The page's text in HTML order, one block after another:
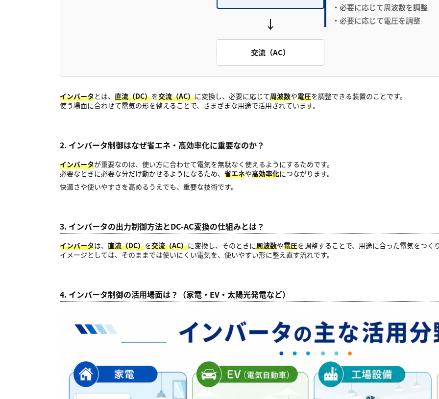
↓
交流（AC）
・必要に応じて周波数を調整
・必要に応じて電圧を調整
インバータとは、 直流（DC）を交流（AC）に変換し、必要に応じて周波数や電圧を調整できる装置のことです。
使う場面に合わせて電気の形を整えることで、さまざまな用途で活用されています。
2. インバータ制御はなぜ省エネ・高効率化に重要なのか？
インバータが重要なのは、使い方に合わせて電気を無駄なく使えるようにするためです。
必要なときに必要な分だけ動かせるようになるため、 省エネや高効率化につながります。
快適さや使いやすさを高めるうえでも、重要な技術です。
3. インバータの出力制御方法とDC-AC変換の仕組みとは？
インバータは、 直流（DC）を交流（AC）に変換し、そのときに周波数や電圧を調整することで、用途に合った電気をつく
イメージとしては、そのままでは使いにくい電気を、使いやすい形に整え直す流れです。
4. インバータ制御の活用場面は？（家電・EV・太陽光発電など）